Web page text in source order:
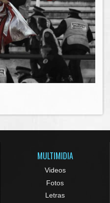
MULTIMIDIA
Videos
Fotos
Letras